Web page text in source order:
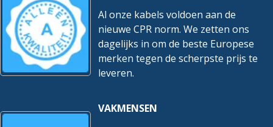
Al onze kabels voldoen aan de
nieuwe CPR norm. We zetten ons
dagelijks in om de beste Europese
merken tegen de scherpste prijs te
leveren.
VAKMENSEN